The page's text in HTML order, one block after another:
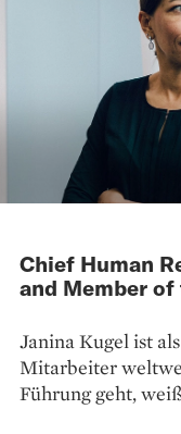
Chief Human
and Member of
Janina Kugel ist
Mitarbeiter
Führung geht,